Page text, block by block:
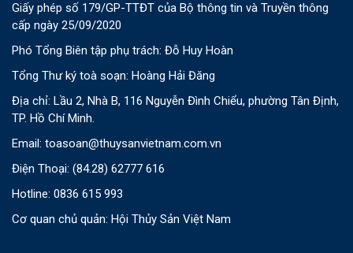
Giấy phép số 179/GP-TTĐT của Bộ thông tin và Truyền thông
cấp ngày 25/09/2020
Phó Tổng Biên tập phụ trách: Đỗ Huy Hoàn
Tổng Thư ký toà soạn: Hoàng Hải Đăng
Địa chỉ: Lầu 2, Nhà B, 116 Nguyễn Đình Chiểu, phường Tân Định,
TP. Hồ Chí Minh.
Email: toasoan@thuysanvietnam.com.vn
Điện Thoại: (84.28) 62777 616
Hotline: 0836 615 993
Cơ quan chủ quản: Hội Thủy Sản Việt Nam